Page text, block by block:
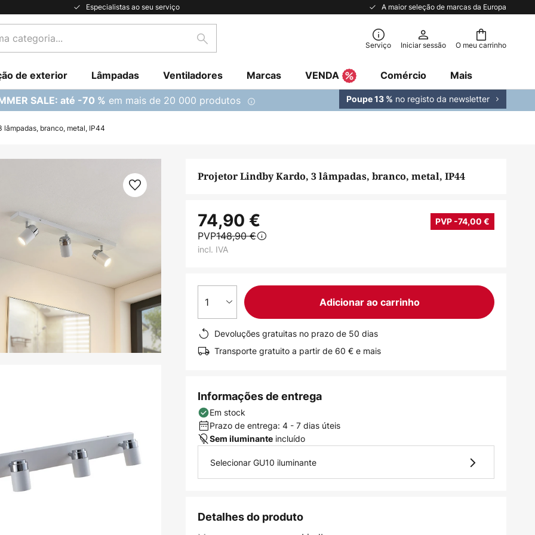
Especialistas ao seu serviço A maior seleção de marcas da Europa
O meu carrinho
Pesquisar Serviço Iniciar sessão
de exterior Lâmpadas Ventiladores Marcas VENDA Comércio Mais
SALE: até -70 % em mais de 20 000 produtos Poupe 13 % no registo da newsletter
lâmpadas, branco, metal, IP44
Projetor Lindby Kardo, 3 lâmpadas, branco, metal, IP44
74,90 € PVP -74,00 €
PVP148,90 €
incl. IVA
1 Adicionar ao carrinho
Devoluções gratuitas no prazo de 50 dias
Transporte gratuito a partir de 60 € e mais
Informações de entrega
Em stock
Prazo de entrega: 4 - 7 dias úteis
Sem iluminante incluído
Selecionar GU10 iluminante
Detalhes do produto